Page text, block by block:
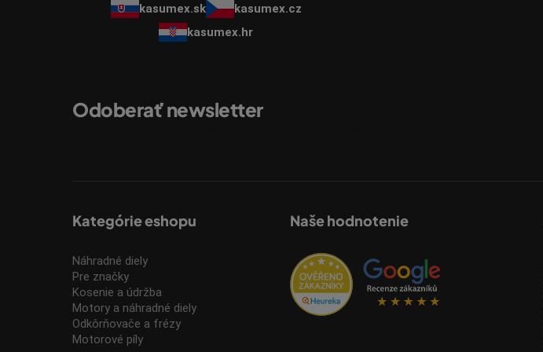
kasumex.sk
kasumex.cz
kasumex.hr
Kategórie eshopu
Náhradné diely
Pre značky
Kosenie a údržba
Motory a náhradné diely
Odkôrňovače a frézy
Motorové píly
Naše hodnotenie
Odoberať newsletter